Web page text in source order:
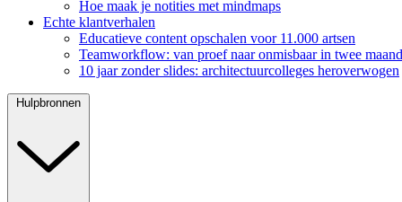
Hoe maak je notities met mindmaps
Echte klantverhalen
Educatieve content opschalen voor 11.000 artsen
Teamworkflow: van proef naar onmisbaar in twee
10 jaar zonder slides: architectuurcolleges heroverwogen
Hulpbronnen